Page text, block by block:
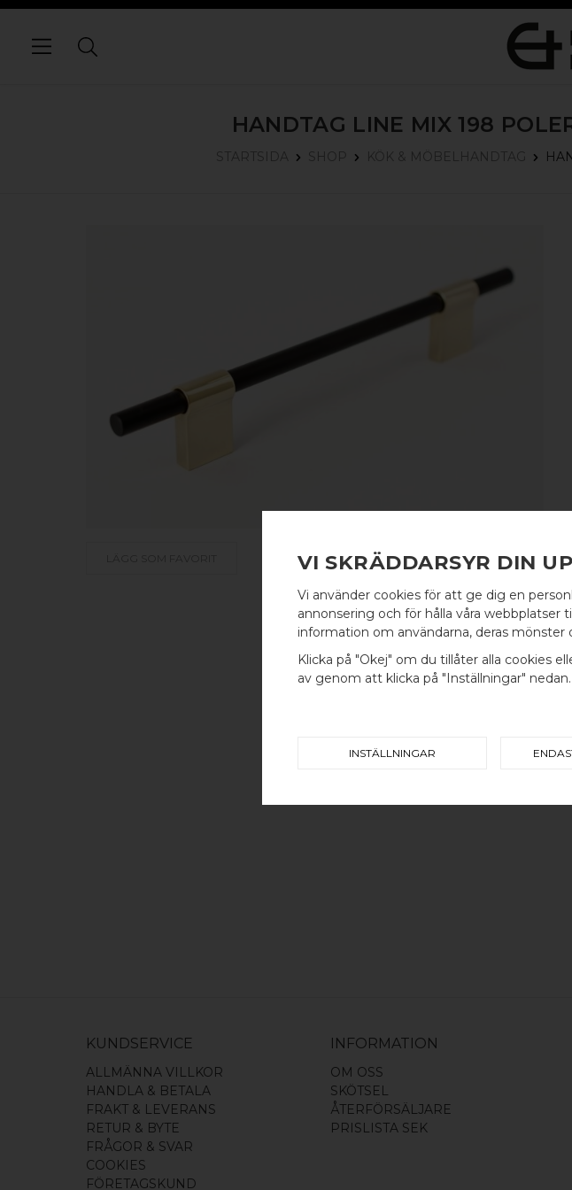
BB
Välj land / Choose
HANDTAG LINE MIX 198
STARTSIDA SHOP KÖK & MÖBELHANDTAG
KUNDSERVICE
ALLMÄNNA VILLKOR
HANDLA & BETALA
FRAKT & LEVERANS
RETUR & BYTE
FRÅGOR & SVAR
COOKIES
FÖRETAGSKUND
INFORMATION
OM OSS
SKÖTSEL
ÅTERFÖRSÄLJARE
PRISLISTA SEK
VI SKRÄDDARSYR DIN
Vi använder cookies för att ge dig en
annonsering och för hålla våra webbplatser
information om användarna, deras mönster
Klicka på "Okej" om du tillåter alla cookies
av genom att klicka på "Inställningar" nedan.
INSTÄLLNINGAR